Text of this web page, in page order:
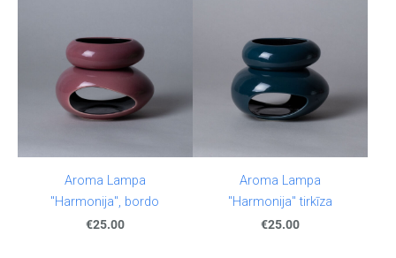
Aroma Lampa
"Harmonija", bordo
€25.00
Aroma Lampa
"Harmonija" tirkīza
€25.00